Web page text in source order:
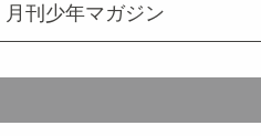
月刊少年マガジン